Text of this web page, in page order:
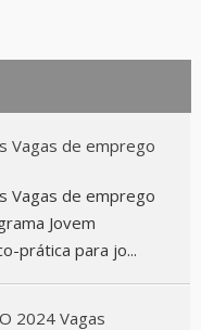
Vagas de emprego
Vagas de emprego
Jovem
prática para jo...
2024 Vagas